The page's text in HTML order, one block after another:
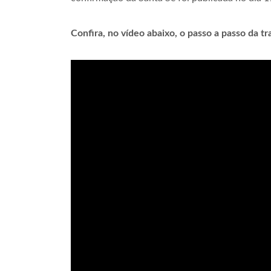
Confira, no vídeo abaixo, o passo a passo da